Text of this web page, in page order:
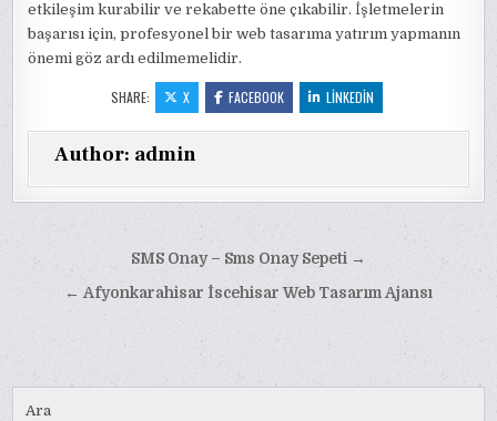
etkileşim kurabilir ve rekabette öne çıkabilir. İşletmelerin
başarısı için, profesyonel bir web tasarıma yatırım yapmanın
önemi göz ardı edilmemelidir.
SHARE: X FACEBOOK LINKEDIN
Author: admin
gezinmesi
SMS Onay – Sms Onay Sepeti →
← Afyonkarahisar İscehisar Web Tasarım Ajansı
Ara